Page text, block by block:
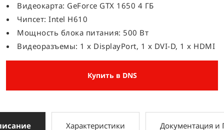
Видеокарта: GeForce GTX 1650 4 ГБ
Чипсет: Intel H610
Мощность блока питания: 500 Вт
Видеоразъемы: 1 x DisplayPort, 1 x DVI-D, 1 x HDMI
Купить в DNS
Характеристики Документация и